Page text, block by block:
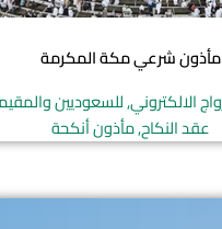
مأذون شرعي مكة المكرمة
الالكتروني, للسعوديين
عقد النكاح, مأذون أنكحة